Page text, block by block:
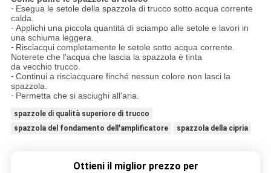
- Esegua le setole della spazzola di trucco sotto acqua corrente
calda.
- Applichi una piccola quantità di sciampo alle setole e lavori in
una schiuma leggera.
- Risciacqui completamente le setole sotto acqua corrente.
Noterete che l'acqua che lascia la spazzola è tinta
da vecchio trucco.
- Continui a risciacquare finché nessun colore non lasci la
spazzola.
- Permetta che si asciughi all'aria.
spazzole di qualità superiore di trucco
spazzola del fondamento dell'amplificatore
spazzola della cipria
Ottieni il miglior prezzo per